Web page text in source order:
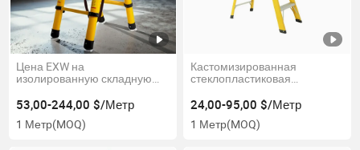
Цена EXW на
изолированную складную
многофункциональную
лестницу для использования
внутри и снаружи
53,00-244,00 $/Метр
1 Метр(MOQ)
Кастомизированная
стеклопластиковая
лестница - лестница для
безопасной работы с
электричеством
24,00-95,00 $/Метр
1 Метр(MOQ)